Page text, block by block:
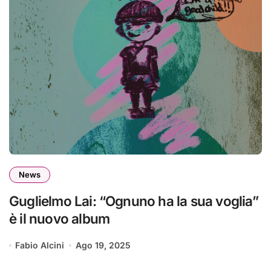
News
Guglielmo Lai: “Ognuno ha la sua voglia”
è il nuovo album
Fabio Alcini Ago 19, 2025